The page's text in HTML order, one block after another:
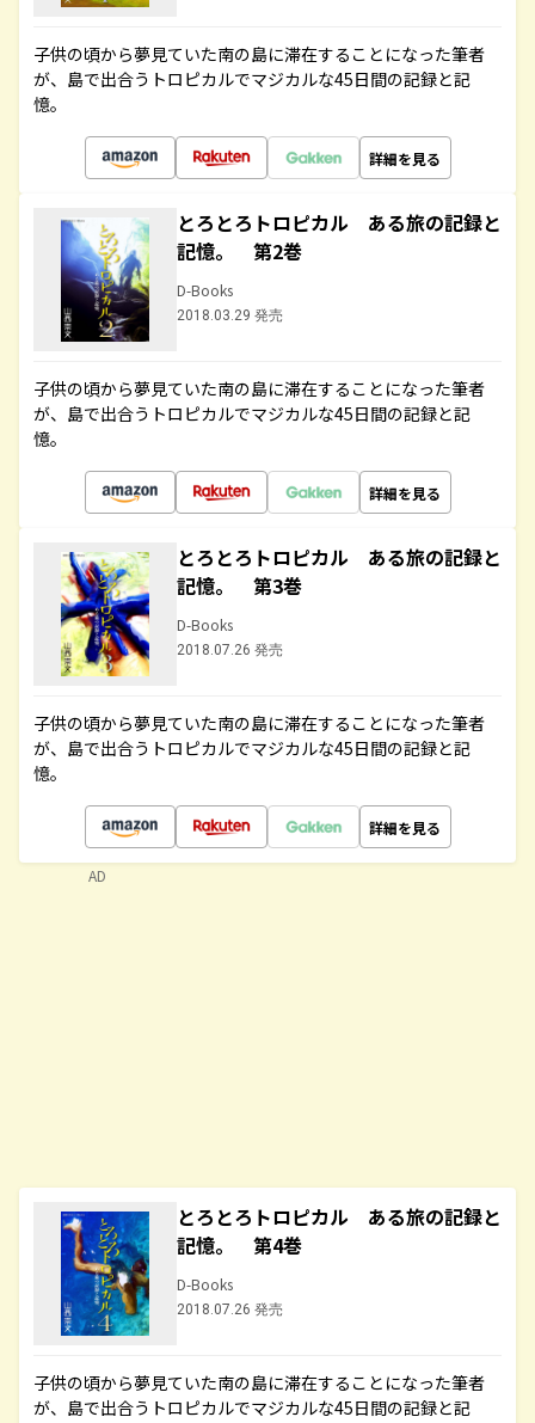
子供の頃から夢見ていた南の島に滞在することになった筆者
が、島で出合うトロピカルでマジカルな45日間の記録と記
憶。
詳細を見る
とろとろトロピカル ある旅の記録と
記憶。 第2巻
D-Books
2018.03.29 発売
子供の頃から夢見ていた南の島に滞在することになった筆者
が、島で出合うトロピカルでマジカルな45日間の記録と記
憶。
詳細を見る
とろとろトロピカル ある旅の記録と
記憶。 第3巻
D-Books
2018.07.26 発売
子供の頃から夢見ていた南の島に滞在することになった筆者
が、島で出合うトロピカルでマジカルな45日間の記録と記
憶。
詳細を見る
とろとろトロピカル ある旅の記録と
記憶。 第4巻
D-Books
2018.07.26 発売
子供の頃から夢見ていた南の島に滞在することになった筆者
が、島で出合うトロピカルでマジカルな45日間の記録と記
AD